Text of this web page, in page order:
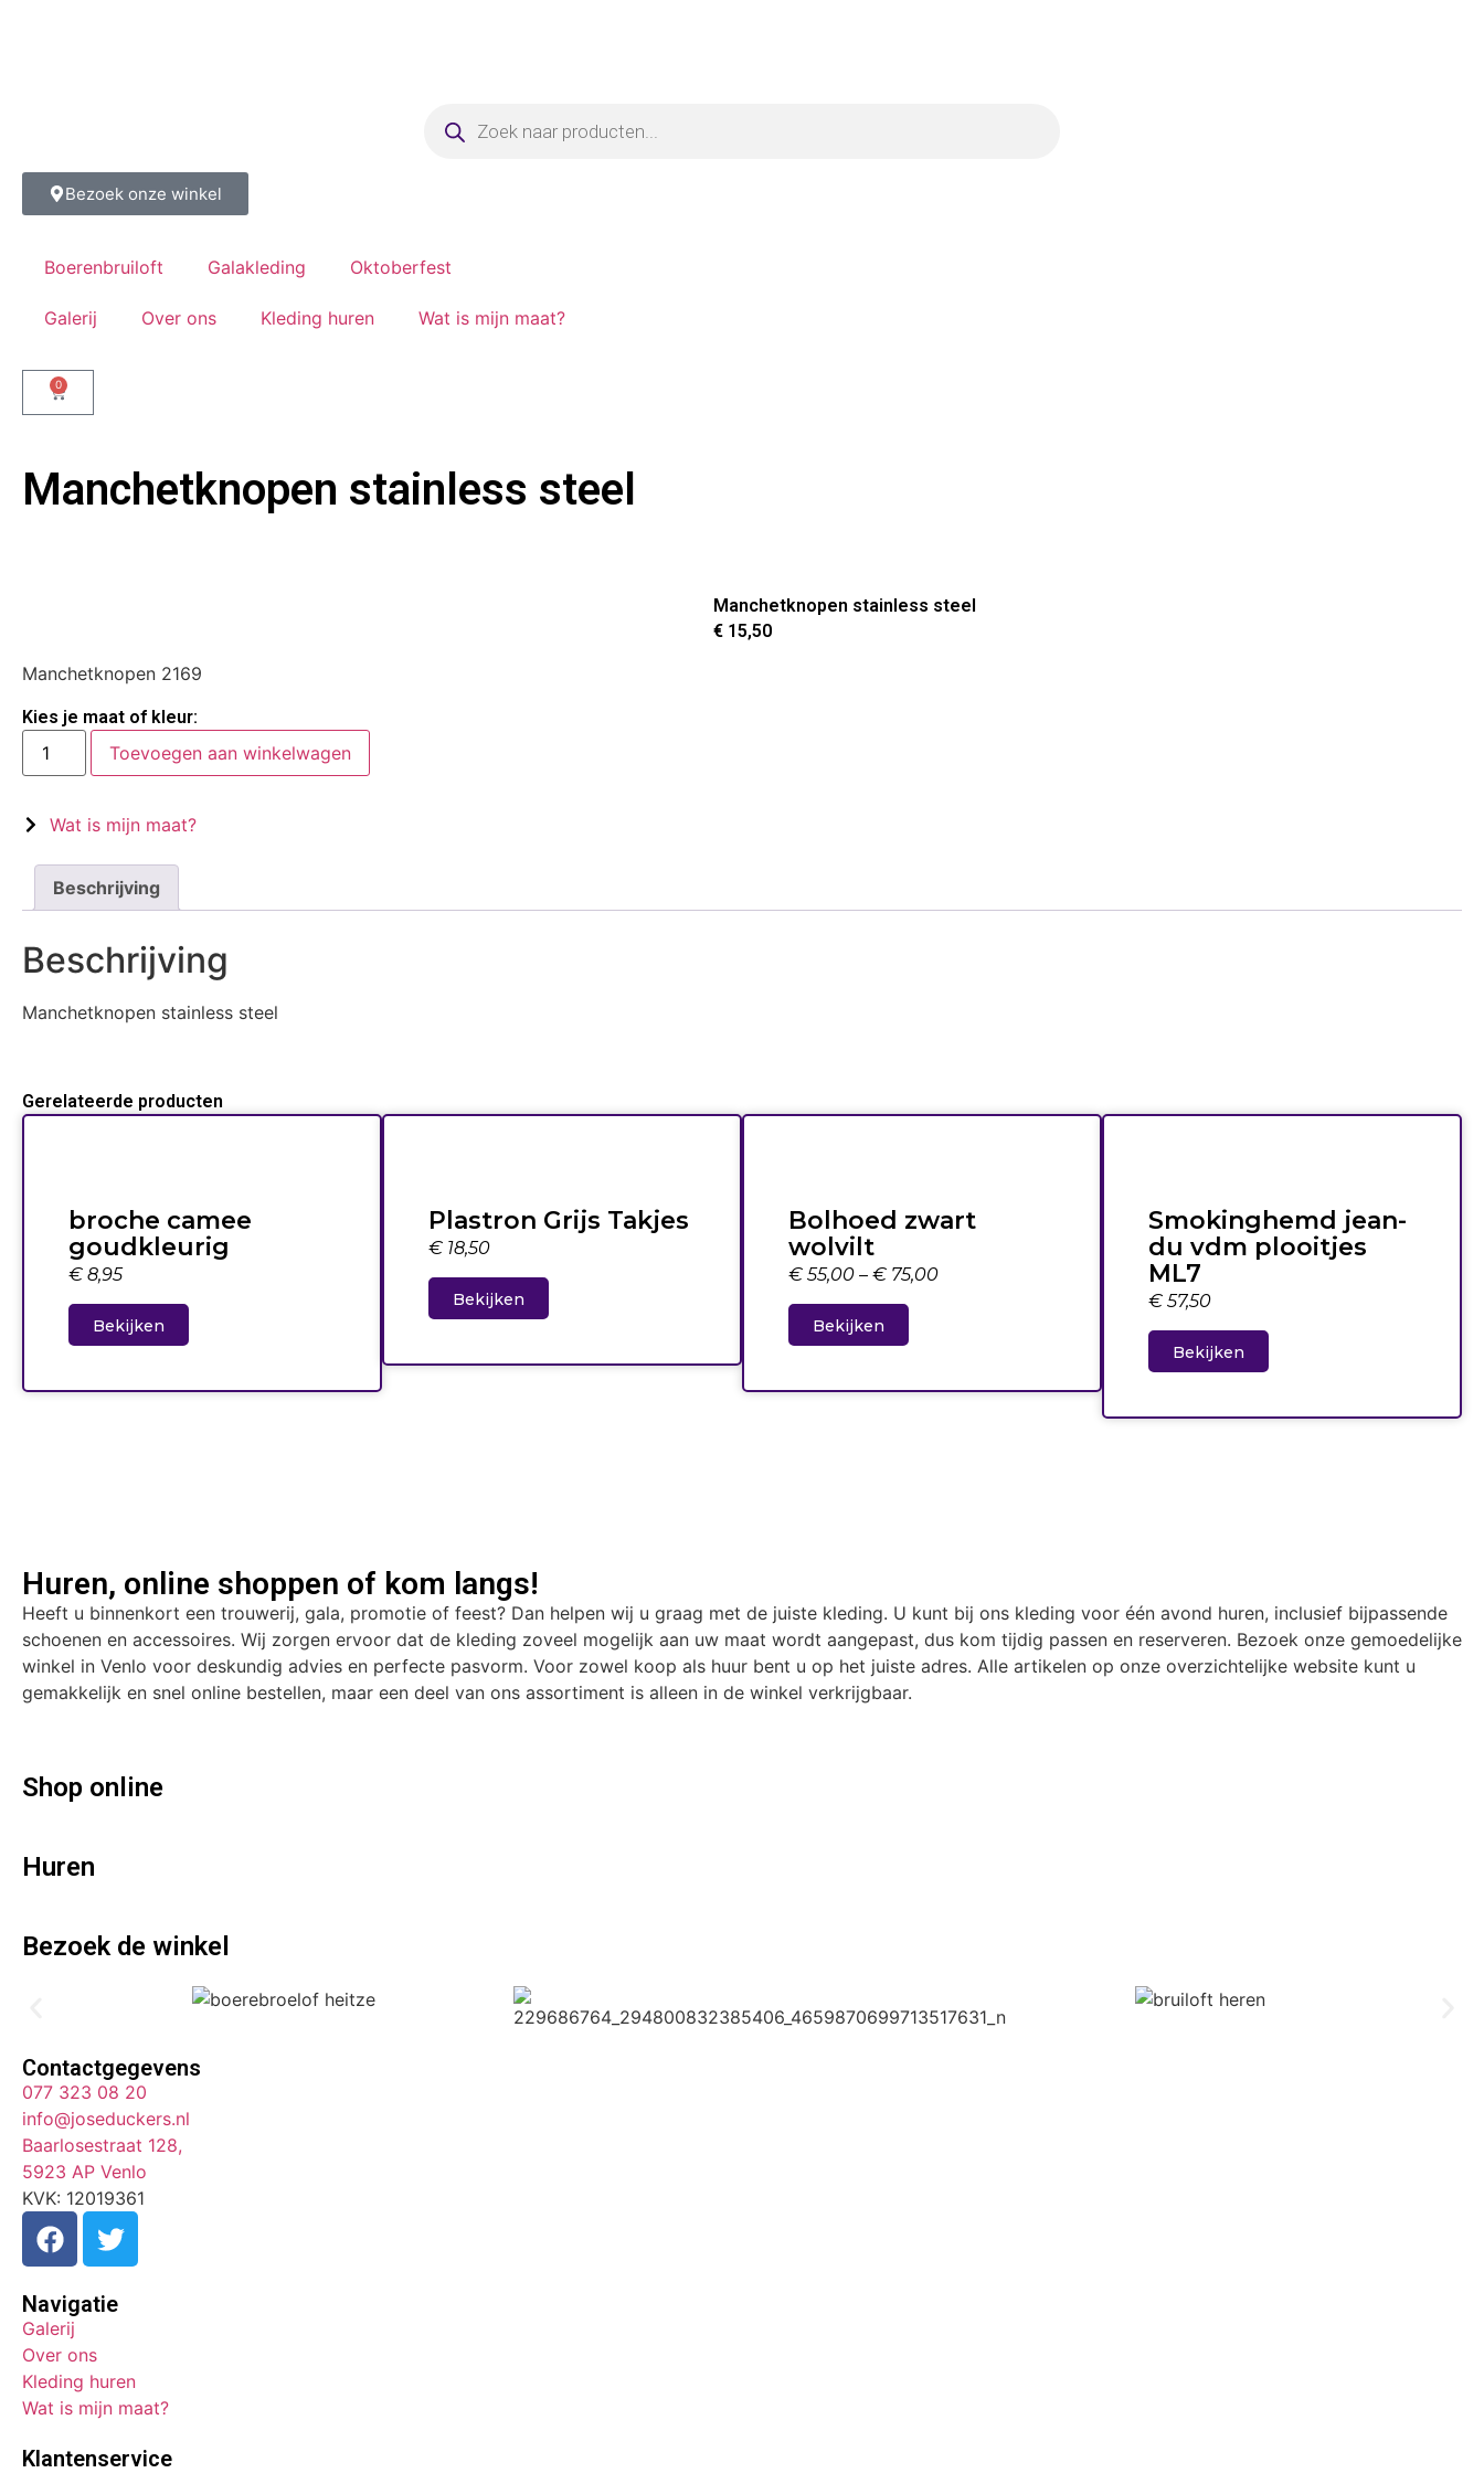
Bezoek onze winkel
Boerenbruiloft Galakleding Oktoberfest
Galerij Over ons Kleding huren Wat is mijn maat?
0
Manchetknopen stainless steel
Manchetknopen stainless steel
€15,50
Manchetknopen 2169
Kies je maat of kleur:
Toevoegen aan winkelwagen
Wat is mijn maat?
Beschrijving
Beschrijving
Manchetknopen stainless steel
Gerelateerde producten
broche camee
goudkleurig
€ 8,95
Bekijken
Plastron Grijs Takjes
€ 18,50
Bekijken
Bolhoed zwart
wolvilt
€ 55,00 – € 75,00
Bekijken
Smokinghemd jean-
du vdm plooitjes
ML7
€ 57,50
Bekijken
Huren, online shoppen of kom langs!
Heeft u binnenkort een trouwerij, gala, promotie of feest? Dan helpen wij u graag met de juiste kleding. U kunt bij ons kleding voor één avond huren, inclusief bijpassende
schoenen en accessoires. Wij zorgen ervoor dat de kleding zoveel mogelijk aan uw maat wordt aangepast, dus kom tijdig passen en reserveren. Bezoek onze gemoedelijke
winkel in Venlo voor deskundig advies en perfecte pasvorm. Voor zowel koop als huur bent u op het juiste adres. Alle artikelen op onze overzichtelijke website kunt u
gemakkelijk en snel online bestellen, maar een deel van ons assortiment is alleen in de winkel verkrijgbaar.
Shop online
Huren
Bezoek de winkel
Contactgegevens
077 323 08 20
info@joseduckers.nl
Baarlosestraat 128,
5923 AP Venlo
KVK: 12019361
Navigatie
Galerij
Over ons
Kleding huren
Wat is mijn maat?
Klantenservice